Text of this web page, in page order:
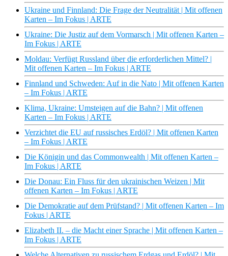
Ukraine und Finnland: Die Frage der Neutralität | Mit offenen
Karten – Im Fokus | ARTE
Ukraine: Die Justiz auf dem Vormarsch | Mit offenen Karten –
Im Fokus | ARTE
Moldau: Verfügt Russland über die erforderlichen Mittel? |
Mit offenen Karten – Im Fokus | ARTE
Finnland und Schweden: Auf in die Nato | Mit offenen Karten
– Im Fokus | ARTE
Klima, Ukraine: Umsteigen auf die Bahn? | Mit offenen
Karten – Im Fokus | ARTE
Verzichtet die EU auf russisches Erdöl? | Mit offenen Karten
– Im Fokus | ARTE
Die Königin und das Commonwealth | Mit offenen Karten –
Im Fokus | ARTE
Die Donau: Ein Fluss für den ukrainischen Weizen | Mit
offenen Karten – Im Fokus | ARTE
Die Demokratie auf dem Prüfstand? | Mit offenen Karten – Im
Fokus | ARTE
Elizabeth II. – die Macht einer Sprache | Mit offenen Karten –
Im Fokus | ARTE